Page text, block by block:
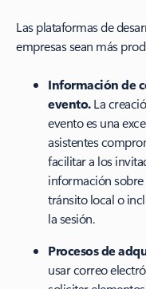
Las plataformas de
empresas sean más
Información de
evento.La
evento es una
asistentes
facilitar a los
información
tránsito local o
la sesión.
Procesos de
usar correo